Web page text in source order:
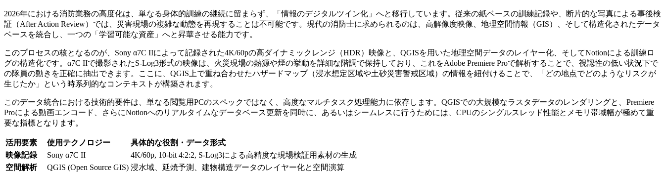
2026年における消防業務の高度化は、単なる身体的訓練の継続に留まらず、「情報のデジタルツイン化」へと移行しています。従来の紙ベースの訓練記録や、断片的な写真による事後検
証（After Action Review）では、災害現場の複雑な動態を再現することは不可能です。現代の消防士に求められるのは、高解像度映像、地理空間情報（GIS）、そして構造化されたデータ
ベースを統合し、一つの「学習可能な資産」へと昇華させる能力です。
このプロセスの核となるのが、Sony α7C IIによって記録された4K/60pの高ダイナミックレンジ（HDR）映像と、QGISを用いた地理空間データのレイヤー化、そしてNotionによる訓練ロ
グの構造化です。α7C IIで撮影されたS-Log3形式の映像は、火災現場の熱源や煙の挙動を詳細な階調で保持しており、これをAdobe Premiere Proで解析することで、視認性の低い状況下で
の隊員の動きを正確に抽出できます。ここに、QGIS上で重ね合わせたハザードマップ（浸水想定区域や土砂災害警戒区域）の情報を紐付けることで、「どの地点でどのようなリスクが
生じたか」という時系列的なコンテキストが構築されます。
このデータ統合における技術的要件は、単なる閲覧用PCのスペックではなく、高度なマルチタスク処理能力に依存します。QGISでの大規模なラスタデータのレンダリングと、Premiere
Proによる動画エンコード、さらにNotionへのリアルタイムなデータベース更新を同時に、あるいはシームレスに行うためには、CPUのシングルスレッド性能とメモリ帯域幅が極めて重
要な指標となります。
活用要素 使用テクノロジー
具体的な役割・データ形式
映像記録
Sony α7C II
4K/60p, 10-bit 4:2:2, S-Log3による高精度な現場検証用素材の生成
空間解析
QGIS (Open Source GIS) 浸水域、延焼予測、建物構造データのレイヤー化と空間演算